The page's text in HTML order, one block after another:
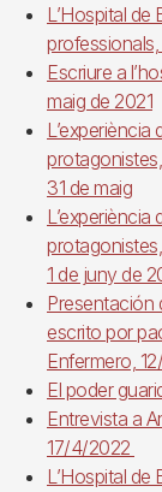
L’Hospital de
Escriure a
maig de 2021
31 de maig
1 de juny de
Presentación
escrito por
Enfermero,
El poder
Entrevista a
17/4/2022
L’Hospital de